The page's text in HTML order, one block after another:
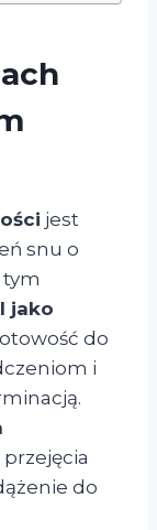
jest
snu o
jako
do
i
do